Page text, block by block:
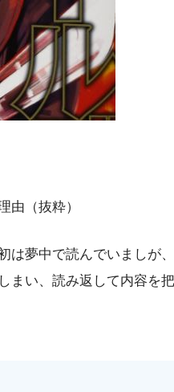
由（抜粋）
は夢中で読んでいましが
まい、読み返して内容を